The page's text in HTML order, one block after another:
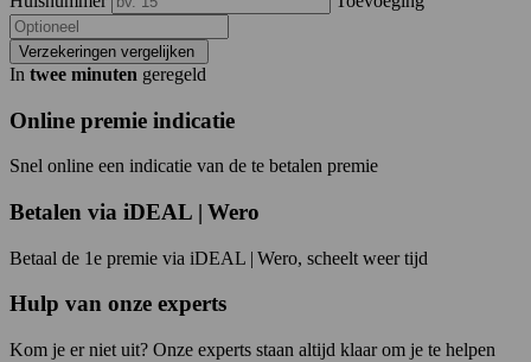
Verzekeringen vergelijken
In twee minuten geregeld
Online premie indicatie
Snel online een indicatie van de te betalen premie
Betalen via iDEAL | Wero
Betaal de 1e premie via iDEAL | Wero, scheelt weer tijd
Hulp van onze experts
Kom je er niet uit? Onze experts staan altijd klaar om je te helpen